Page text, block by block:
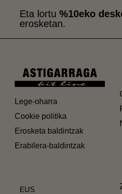
Eta lortu %10eko
erosketan.
Lege-oharra
Cookie politika
Erosketa baldintzak
Erabilera-baldintzak
EUS